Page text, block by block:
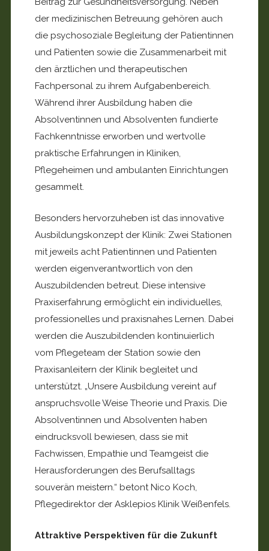
der medizinischen Betreuung gehören auch
die psychosoziale Begleitung der Patientinnen
und Patienten sowie die Zusammenarbeit mit
den ärztlichen und therapeutischen
Fachpersonal zu ihrem Aufgabenbereich.
Während ihrer Ausbildung haben die
Absolventinnen und Absolventen fundierte
Fachkenntnisse erworben und wertvolle
praktische Erfahrungen in Kliniken,
Pflegeheimen und ambulanten Einrichtungen
gesammelt.
Besonders hervorzuheben ist das innovative
Ausbildungskonzept der Klinik: Zwei Stationen
mit jeweils acht Patientinnen und Patienten
werden eigenverantwortlich von den
Auszubildenden betreut. Diese intensive
Praxiserfahrung ermöglicht ein individuelles,
professionelles und praxisnahes Lernen. Dabei
werden die Auszubildenden kontinuierlich
vom Pflegeteam der Station sowie den
Praxisanleitern der Klinik begleitet und
unterstützt. „Unsere Ausbildung vereint auf
anspruchsvolle Weise Theorie und Praxis. Die
Absolventinnen und Absolventen haben
eindrucksvoll bewiesen, dass sie mit
Fachwissen, Empathie und Teamgeist die
Herausforderungen des Berufsalltags
souverän meistern.“ betont Nico Koch,
Pflegedirektor der Asklepios Klinik Weißenfels.
Attraktive Perspektiven für die Zukunft